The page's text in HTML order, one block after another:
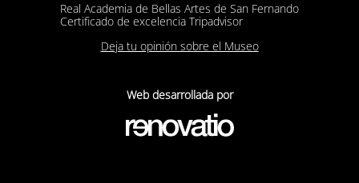
Real Academia de Bellas Artes de San Fernando
Certificado de excelencia Tripadvisor
Deja tu opinión sobre el Museo
Web desarrollada por